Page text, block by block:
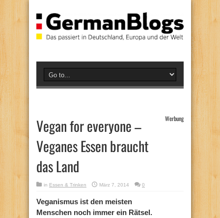
Vegan for everyone –
Veganes Essen braucht
das Land
Werbung
in Essen & Trinken März 7, 2014 0
Veganismus ist den meisten
Menschen noch immer ein Rätsel.